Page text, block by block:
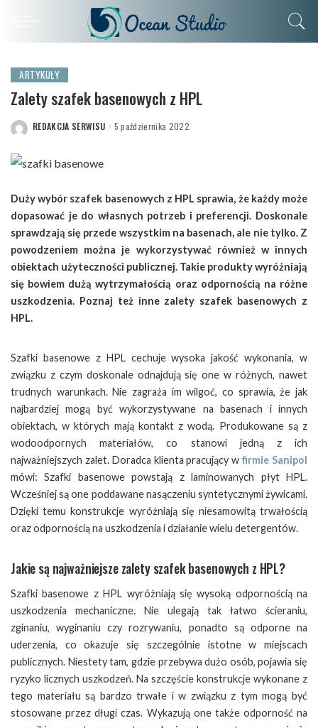
ARTYKUŁY
Zalety szafek basenowych z HPL
POSTED
REDAKCJA SERWISU 5 października 2022
Duży wybór szafek basenowych z HPL sprawia, że każdy może
dopasować je do własnych potrzeb i preferencji. Doskonale
sprawdzają się przede wszystkim na basenach, ale nie tylko. Z
powodzeniem można je wykorzystywać również w innych
obiektach użyteczności publicznej. Takie produkty wyróżniają
się bowiem dużą wytrzymałością oraz odpornością na różne
uszkodzenia. Poznaj też inne zalety szafek basenowych z
HPL.
Szafki basenowe z HPL cechuje wysoka jakość wykonania, w
związku z czym doskonale odnajdują się one w różnych, nawet
trudnych warunkach. Nie zagraża im wilgoć, co sprawia, że jak
najbardziej mogą być wykorzystywane na basenach i innych
obiektach, w których mają kontakt z wodą. Produkowane są z
wodoodpornych materiałów, co stanowi jedną z ich
najważniejszych zalet. Doradca klienta pracujący wfirmie Sanipol
mówi: Szafki basenowe powstają z laminowanych płyt HPL.
Wcześniej są one poddawane nasączeniu syntetycznymi żywicami.
Dzięki temu konstrukcje wyróżniają się niesamowitą trwałością
oraz odpornością na uszkodzenia i działanie wielu detergentów.
Jakie są najważniejsze zalety szafek basenowych z HPL?
Szafki basenowe z HPL wyróżniają się wysoką odpornością na
uszkodzenia mechaniczne. Nie ulegają tak łatwo ścieraniu,
zginaniu, wyginaniu czy rozrywaniu, ponadto są odporne na
uderzenia, co okazuje się szczególnie istotne w miejscach
publicznych. Niestety tam, gdzie przebywa dużo osób, pojawia się
ryzyko licznych uszkodzeń. Na szczęście konstrukcje wykonane z
tego materiału są bardzo trwałe i w związku z tym mogą być
stosowane przez długi czas. Wykazują one także odporność na